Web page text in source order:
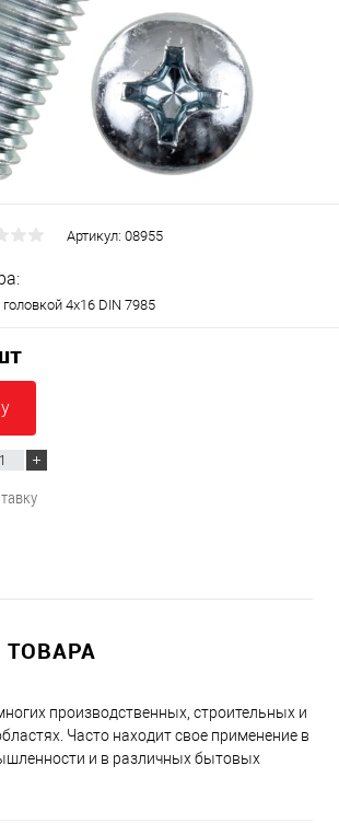
Артикул: 08955
4х16 DIN 7985
производственных, строительных и
Часто находит свое применение в
и в различных бытовых